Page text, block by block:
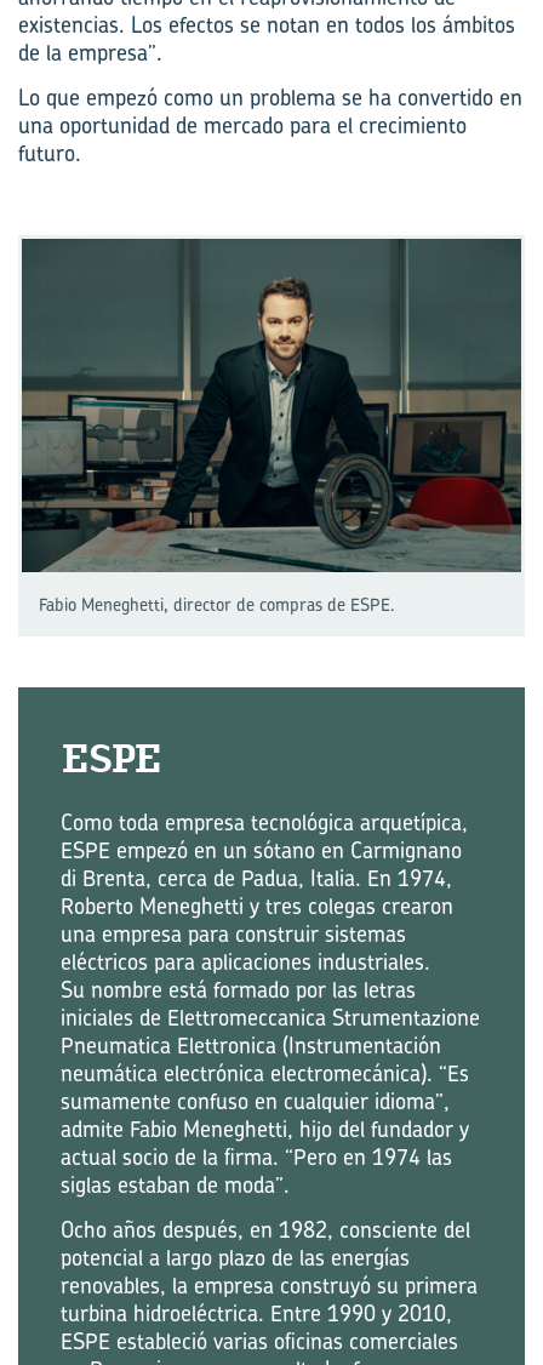
existencias. Los efectos se notan en todos los ámbitos
de la empresa”.
Lo que empezó como un problema se ha convertido en
una oportunidad de mercado para el crecimiento
futuro.
Fabio Meneghetti, director de compras de ESPE.
ESPE
Como toda empresa tecnológica arquetípica,
ESPE empezó en un sótano en Carmignano
di Brenta, cerca de Padua, Italia. En 1974,
Roberto Meneghetti y tres colegas crearon
una empresa para construir sistemas
eléctricos para aplicaciones industriales.
Su nombre está formado por las letras
iniciales de Elettromeccanica Strumentazione
Pneumatica Elettronica (Instrumentación
neumática electrónica electromecánica). “Es
sumamente confuso en cualquier idioma”,
admite Fabio Meneghetti, hijo del fundador y
actual socio de la firma. “Pero en 1974 las
siglas estaban de moda”.
Ocho años después, en 1982, consciente del
potencial a largo plazo de las energías
renovables, la empresa construyó su primera
turbina hidroeléctrica. Entre 1990 y 2010,
ESPE estableció varias oficinas comerciales